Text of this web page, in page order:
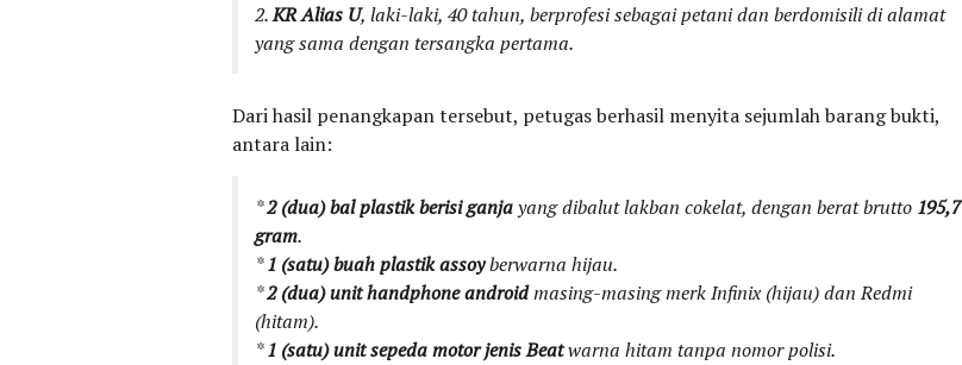
2.KR Alias U, laki-laki, 40 tahun, berprofesi sebagai petani dan berdomisili di alamat
yang sama dengan tersangka pertama.
Dari hasil penangkapan tersebut, petugas berhasil menyita sejumlah barang bukti,
antara lain:
*2 (dua) bal plastik berisi ganjayang dibalut lakban cokelat, dengan berat brutto 195,7
gram.
*1 (satu) buah plastik assoyberwarna hijau.
*2 (dua) unit handphone androidmasing-masing merk Infinix (hijau) dan Redmi
(hitam).
*1 (satu) unit sepeda motor jenis Beatwarna hitam tanpa nomor polisi.